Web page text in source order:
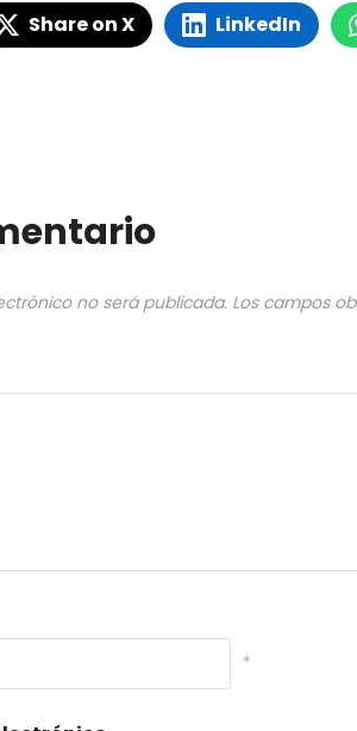
Share on X LinkedIn
no será publicada. Los campos
*